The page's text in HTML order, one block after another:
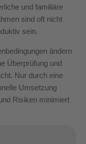
und familiäre
sind oft nicht
sein.
ändern
Überprüfung und
Nur durch eine
Umsetzung
Risiken minimiert